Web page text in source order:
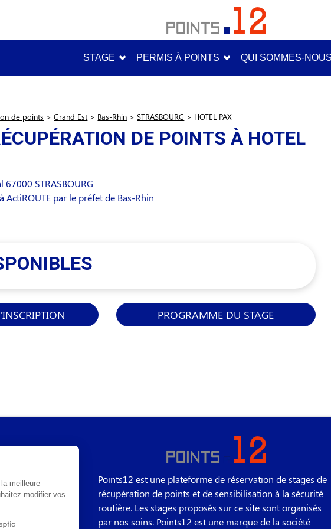
STAGE PERMIS À POINTS QUI SOMMES-
de points > Grand Est > Bas-Rhin > STRASBOURG > HOTEL PAX
DE POINTS À HOTEL
67000 STRASBOURG
par le préfet de Bas-Rhin
PROGRAMME DU STAGE
Points12 est une plateforme de réservation de stages de
récupération de points et de sensibilisation à la sécurité
routière. Les stages proposés sur ce site sont organisés
par nos soins. Points12 est une marque de la société